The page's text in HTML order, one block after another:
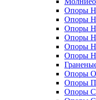
Опоры
Опоры
Опоры
Опоры
Опоры
Опоры
Опоры
Опоры
Опоры